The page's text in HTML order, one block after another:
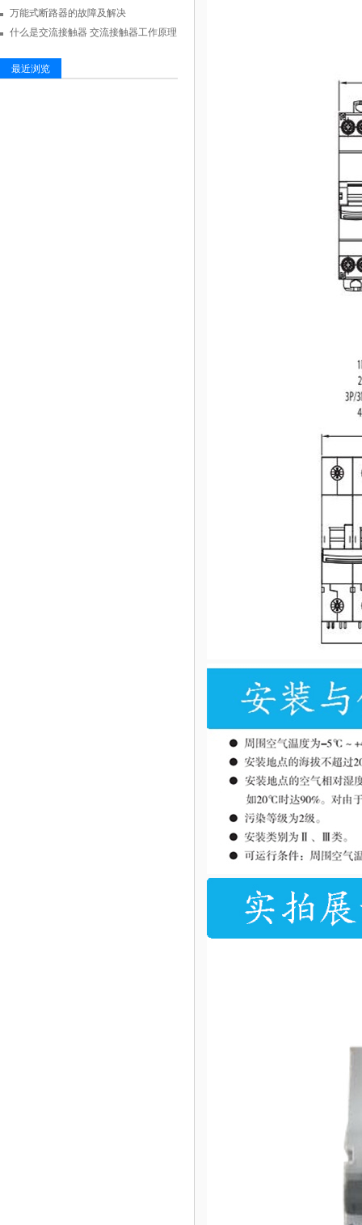
万能式断路器的故障及解决
什么是交流接触器 交流接触器工作原理
最近浏览